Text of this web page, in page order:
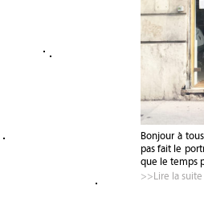
Bonjour à
pas fait le
que le temps
>>Lire la suite